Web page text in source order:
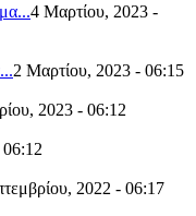
4 Μαρτίου, 2023 -
2 Μαρτίου, 2023 - 06:15
2023 - 06:12
06:12
2022 - 06:17